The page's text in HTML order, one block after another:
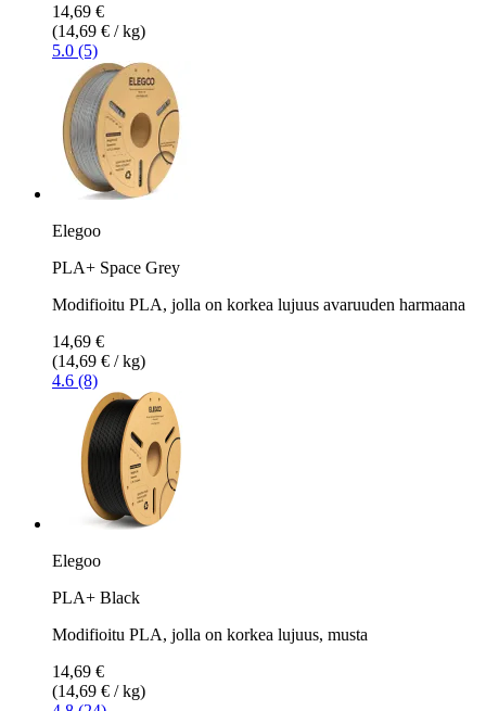
14,69 €
(14,69 € / kg)
5.0 (5)
Elegoo
PLA+ Space Grey
Modifioitu PLA, jolla on korkea lujuus avaruuden harmaana
14,69 €
(14,69 € / kg)
4.6 (8)
Elegoo
PLA+ Black
Modifioitu PLA, jolla on korkea lujuus, musta
14,69 €
(14,69 € / kg)